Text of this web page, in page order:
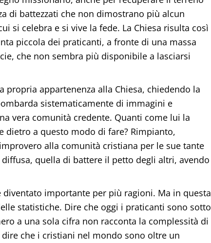
di battezzati che non dimostrano più alcun
si celebra e si vive la fede. La Chiesa risulta così
piccola dei praticanti, a fronte di una massa
che non sembra più disponibile a lasciarsi
propria appartenenza alla Chiesa, chiedendo la
sistematicamente di immagini e
vera comunità credente. Quanti come lui la
dietro a questo modo di fare? Rimpianto,
alla comunità cristiana per le sue tante
quella di battere il petto degli altri, avendo
diventato importante per più ragioni. Ma in questa
statistiche. Dire che oggi i praticanti sono sotto
a una sola cifra non racconta la complessità di
che i cristiani nel mondo sono oltre un